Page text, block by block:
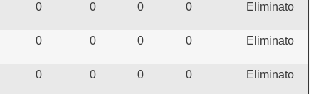
0 0 0 0 Eliminato
0 0 0 0 Eliminato
0 0 0 0 Eliminato